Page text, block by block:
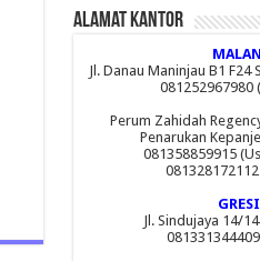
Alamat Kantor
Jl. Danau Maninjau B1
081252967980
Perum Zahidah
Penarukan
081358859915
Jl. Sindujaya 14/